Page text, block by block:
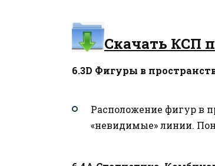
Скачать КСП
6.3D Фигуры в
Расположение фигур в
«невидимые» линии.